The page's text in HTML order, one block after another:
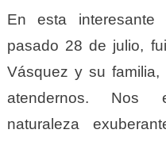
En esta interesante
pasado 28 de julio,
Vásquez y su
atendernos. Nos
naturaleza